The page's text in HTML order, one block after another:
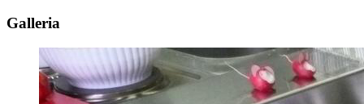
Galleria